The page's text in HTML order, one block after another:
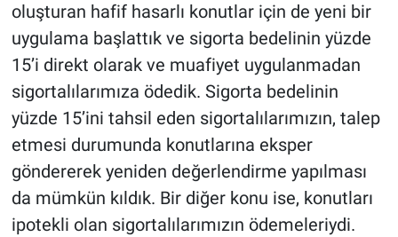
oluşturan hafif hasarlı konutlar için de yeni bir
uygulama başlattık ve sigorta bedelinin yüzde
15’i direkt olarak ve muafiyet uygulanmadan
sigortalılarımıza ödedik. Sigorta bedelinin
yüzde 15’ini tahsil eden sigortalılarımızın, talep
etmesi durumunda konutlarına eksper
göndererek yeniden değerlendirme yapılması
da mümkün kıldık. Bir diğer konu ise, konutları
ipotekli olan sigortalılarımızın ödemeleriydi.